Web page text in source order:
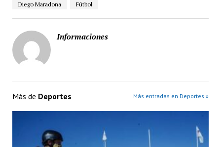
Diego Maradona Fútbol
Informaciones
Más de Deportes Más entradas en Deportes »